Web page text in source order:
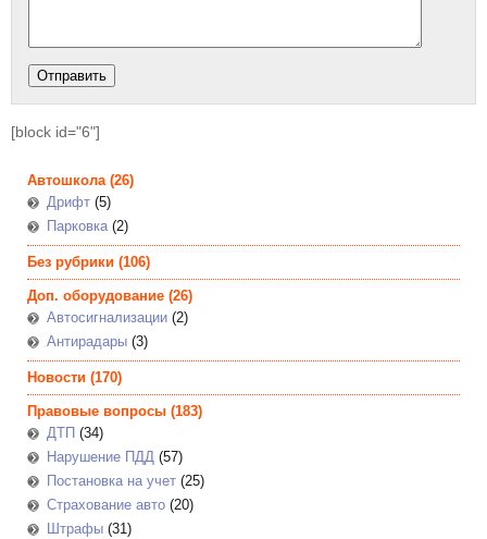
[block id="6"]
Автошкола(26)
Дрифт (5)
Парковка(2)
Без рубрики (106)
Доп. оборудование (26)
Автосигнализации (2)
Антирадары (3)
Новости (170)
Правовые вопросы (183)
ДТП (34)
Нарушение ПДД (57)
Постановка на учет (25)
Страхование авто (20)
Штрафы (31)